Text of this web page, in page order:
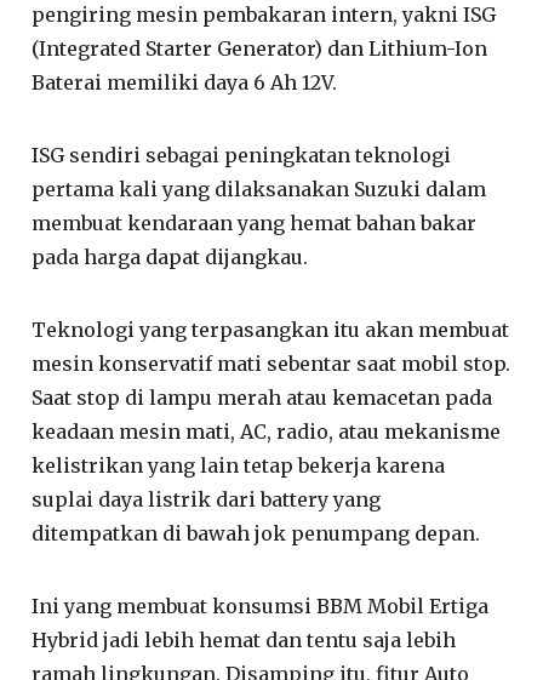
pengiring mesin pembakaran intern, yakni ISG
(Integrated Starter Generator) dan Lithium-Ion
Baterai memiliki daya 6 Ah 12V.
ISG sendiri sebagai peningkatan teknologi
pertama kali yang dilaksanakan Suzuki dalam
membuat kendaraan yang hemat bahan bakar
pada harga dapat dijangkau.
Teknologi yang terpasangkan itu akan membuat
mesin konservatif mati sebentar saat mobil stop.
Saat stop di lampu merah atau kemacetan pada
keadaan mesin mati, AC, radio, atau mekanisme
kelistrikan yang lain tetap bekerja karena
suplai daya listrik dari battery yang
ditempatkan di bawah jok penumpang depan.
Ini yang membuat konsumsi BBM Mobil Ertiga
Hybrid jadi lebih hemat dan tentu saja lebih
ramah lingkungan. Disamping itu, fitur Auto